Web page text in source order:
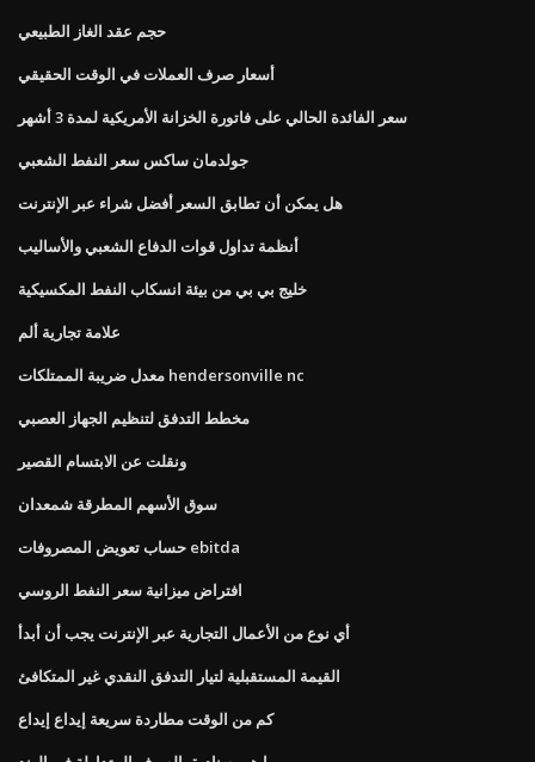
حجم عقد الغاز الطبيعي
أسعار صرف العملات في الوقت الحقيقي
سعر الفائدة الحالي على فاتورة الخزانة الأمريكية لمدة 3 أشهر
جولدمان ساكس سعر النفط الشعبي
هل يمكن أن تطابق السعر أفضل شراء عبر الإنترنت
أنظمة تداول قوات الدفاع الشعبي والأساليب
خليج بي بي من بيئة انسكاب النفط المكسيكية
علامة تجارية ألم
معدل ضريبة الممتلكات hendersonville nc
مخطط التدفق لتنظيم الجهاز العصبي
ونقلت عن الابتسام القصير
سوق الأسهم المطرقة شمعدان
حساب تعويض المصروفات ebitda
افتراض ميزانية سعر النفط الروسي
أي نوع من الأعمال التجارية عبر الإنترنت يجب أن أبدأ
القيمة المستقبلية لتيار التدفق النقدي غير المتكافئ
كم من الوقت مطاردة سريعة إيداع إيداع